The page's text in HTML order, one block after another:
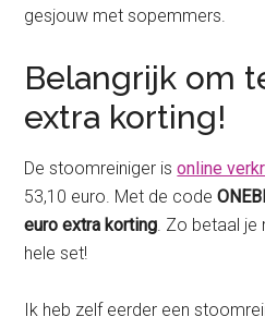
gesjouw met sopemmers.
Belangrijk om
extra korting!
De stoomreiniger isonline
53,10 euro. Met de code
euro extra korting. Zo betaal je
hele set!
Ik heb zelf eerder een